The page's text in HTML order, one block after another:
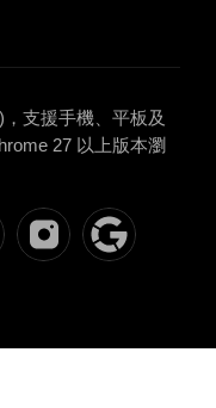
支援手機、平板及
27 以上版本瀏
關
注
google
評